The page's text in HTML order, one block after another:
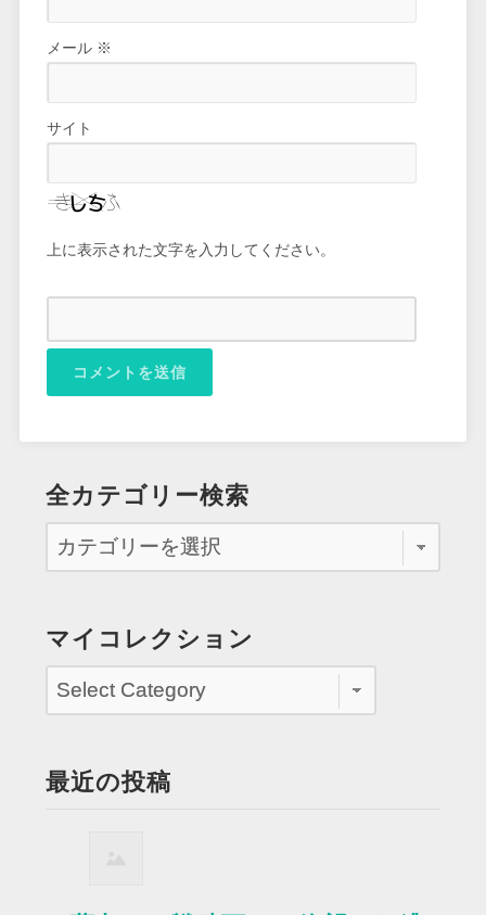
メール ※
サイト
上に表示された文字を入力してください。
全カテゴリー検索
マイコレクション
最近の投稿